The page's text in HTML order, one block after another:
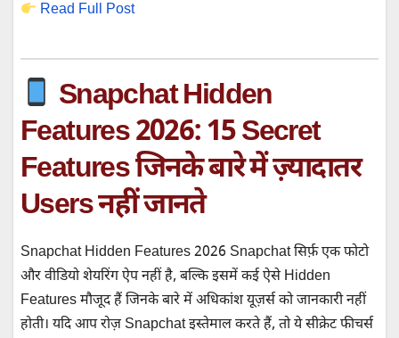
Read Full Post
Snapchat Hidden
Features 2026: 15 Secret
Features जिनके बारे में ज़्यादातर
Users नहीं जानते
Snapchat Hidden Features 2026 Snapchat सिर्फ़ एक फोटो
और वीडियो शेयरिंग ऐप नहीं है, बल्कि इसमें कई ऐसे Hidden
Features मौजूद हैं जिनके बारे में अधिकांश यूज़र्स को जानकारी नहीं
होती। यदि आप रोज़ Snapchat इस्तेमाल करते हैं, तो ये सीक्रेट फीचर्स